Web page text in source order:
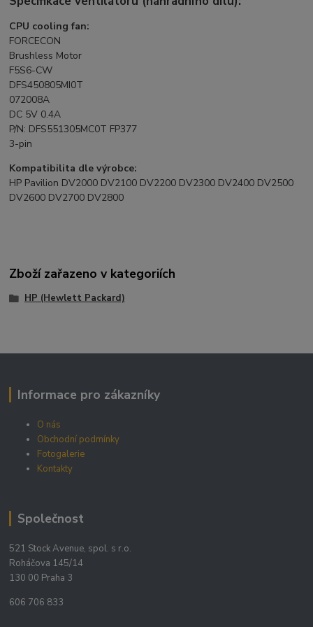
CPU cooling fan:
FORCECON
Brushless Motor
F5S6-CW
DFS450805MI0T
072008A
DC 5V 0.4A
P/N: DFS551305MC0T FP377
3-pin
Kompatibilita dle výrobce:
HP Pavilion DV2000 DV2100 DV2200 DV2300 DV2400 DV2500
DV2600 DV2700 DV2800
Zboží zařazeno v kategoriích
HP (Hewlett Packard)
Informace pro zákazníky
O nás
Obchodní podmínky
Fotogalerie
Kontakty
Společnost
521 Stock Avenue, spol. s r.o.
Roháčova 145/14
130 00 Praha 3
606 706 833